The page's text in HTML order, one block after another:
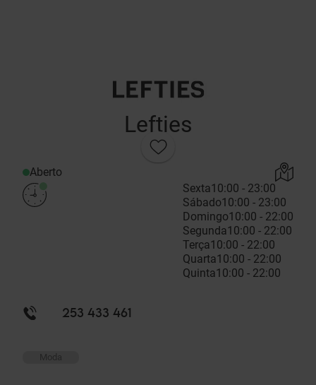
Lefties
Aberto
Sexta10:00 - 23:00
Sábado10:00 - 23:00
Domingo10:00 - 22:00
Segunda10:00 - 22:00
Terça10:00 - 22:00
Quarta10:00 - 22:00
Quinta10:00 - 22:00
253 433 461
Moda